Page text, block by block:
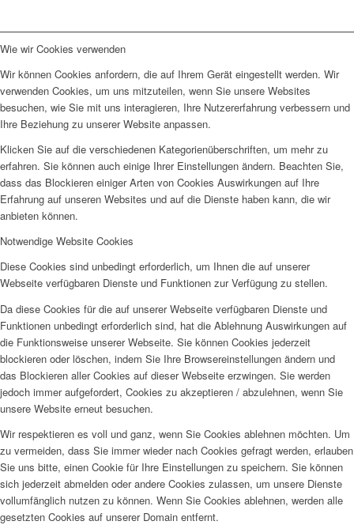
Wie wir Cookies verwenden
Wir können Cookies anfordern, die auf Ihrem Gerät eingestellt werden. Wir
verwenden Cookies, um uns mitzuteilen, wenn Sie unsere Websites
besuchen, wie Sie mit uns interagieren, Ihre Nutzererfahrung verbessern und
Ihre Beziehung zu unserer Website anpassen.
Klicken Sie auf die verschiedenen Kategorienüberschriften, um mehr zu
erfahren. Sie können auch einige Ihrer Einstellungen ändern. Beachten Sie,
dass das Blockieren einiger Arten von Cookies Auswirkungen auf Ihre
Erfahrung auf unseren Websites und auf die Dienste haben kann, die wir
anbieten können.
Notwendige Website Cookies
Diese Cookies sind unbedingt erforderlich, um Ihnen die auf unserer
Webseite verfügbaren Dienste und Funktionen zur Verfügung zu stellen.
Da diese Cookies für die auf unserer Webseite verfügbaren Dienste und
Funktionen unbedingt erforderlich sind, hat die Ablehnung Auswirkungen auf
die Funktionsweise unserer Webseite. Sie können Cookies jederzeit
blockieren oder löschen, indem Sie Ihre Browsereinstellungen ändern und
das Blockieren aller Cookies auf dieser Webseite erzwingen. Sie werden
jedoch immer aufgefordert, Cookies zu akzeptieren / abzulehnen, wenn Sie
unsere Website erneut besuchen.
Wir respektieren es voll und ganz, wenn Sie Cookies ablehnen möchten. Um
zu vermeiden, dass Sie immer wieder nach Cookies gefragt werden, erlauben
Sie uns bitte, einen Cookie für Ihre Einstellungen zu speichern. Sie können
sich jederzeit abmelden oder andere Cookies zulassen, um unsere Dienste
vollumfänglich nutzen zu können. Wenn Sie Cookies ablehnen, werden alle
gesetzten Cookies auf unserer Domain entfernt.